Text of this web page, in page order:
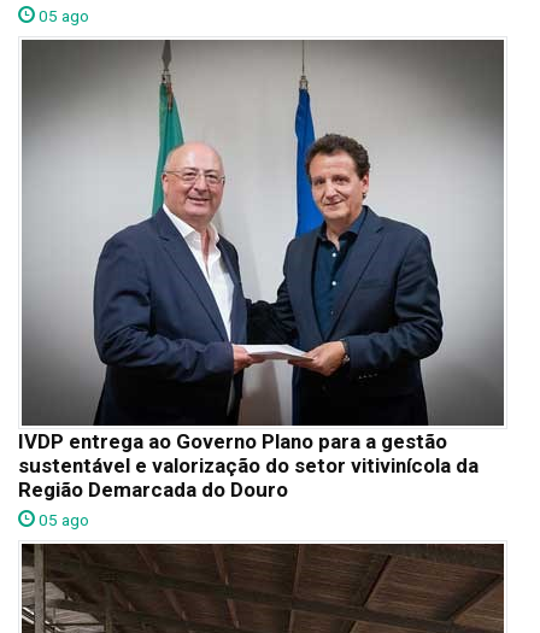
05 ago
IVDP entrega ao Governo Plano para a gestão
sustentável e valorização do setor vitivinícola da
Região Demarcada do Douro
05 ago